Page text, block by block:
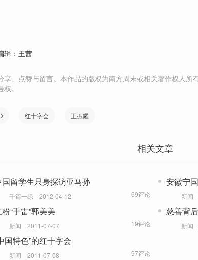
辑：王茜
享、点赞与留言。本作品的版权为南方周末或相关著作权人所
权。
红十字会 王振耀
相关文章
国留学生只身探访亚马孙
千篇一绿 2012-04-12 69评论
安徽宁
新闻
“手雷”郭美美
新闻 2011-07-07 19评论
慈善背
新闻
国特色”的红十字会
新闻 2011-07-08 97评论